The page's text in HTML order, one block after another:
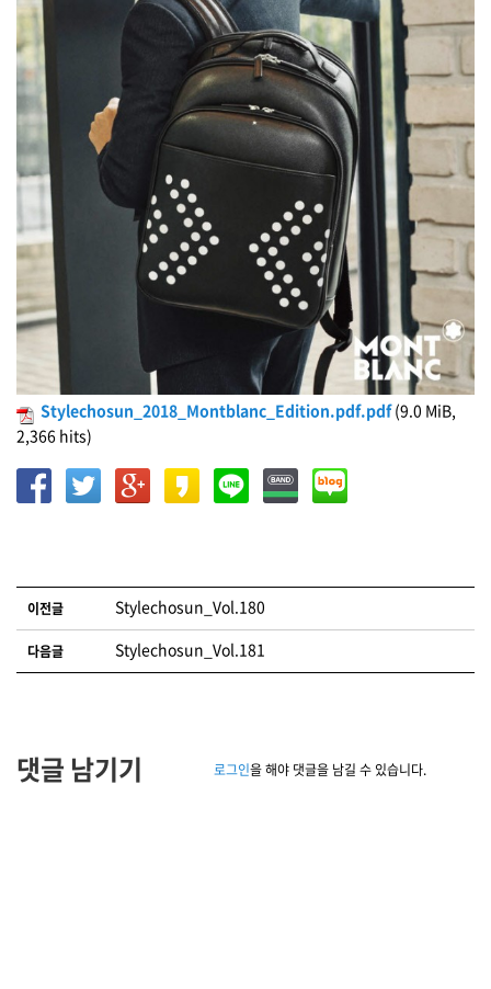
Stylechosun_2018_Montblanc_Edition.pdf.pdf(9.0 MiB,
2,366 hits)
글 네비게이션
이전글 Stylechosun_Vol.180
다음글 Stylechosun_Vol.181
댓글 남기기 로그인을 해야 댓글을 남길 수 있습니다.